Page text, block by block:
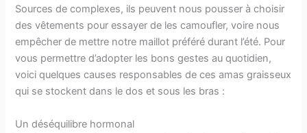
Sources de complexes, ils peuvent nous pousser à choisir
des vêtements pour essayer de les camoufler, voire nous
empêcher de mettre notre maillot préféré durant l’été. Pour
vous permettre d’adopter les bons gestes au quotidien,
voici quelques causes responsables de ces amas graisseux
qui se stockent dans le dos et sous les bras :
Un déséquilibre hormonal